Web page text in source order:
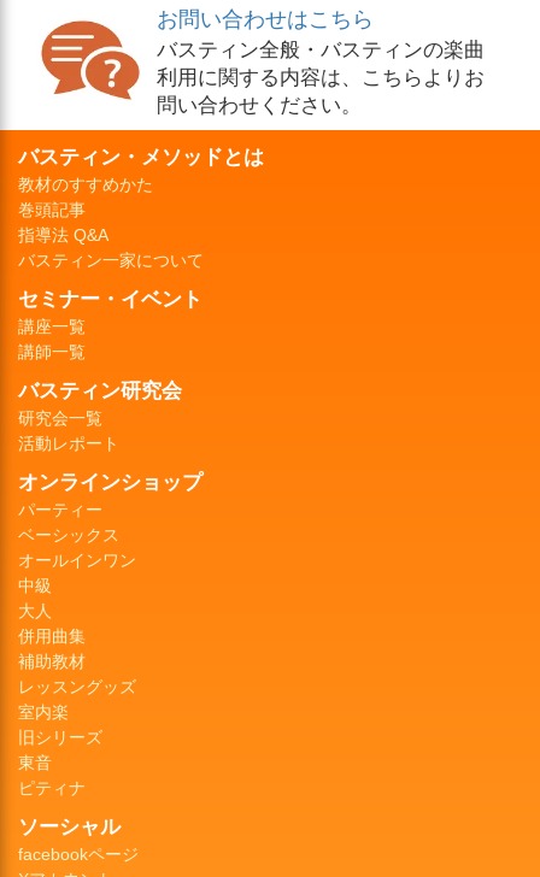
お問い合わせはこちら
バスティン全般・バスティンの楽曲
利用に関する内容は、こちらよりお
問い合わせください。
バスティン・メソッドとは
教材のすすめかた
巻頭記事
指導法 Q&A
バスティン一家について
セミナー・イベント
講座一覧
講師一覧
バスティン研究会
研究会一覧
活動レポート
オンラインショップ
パーティー
ベーシックス
オールインワン
中級
大人
併用曲集
補助教材
レッスングッズ
室内楽
旧シリーズ
東音
ピティナ
ソーシャル
facebookページ